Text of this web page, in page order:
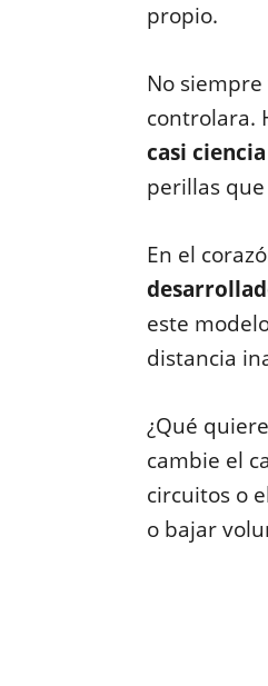
propio.
No
controlara.
casi
perillas
En el
este
distancia
¿Qué
cambie el
circuitos o
o bajar